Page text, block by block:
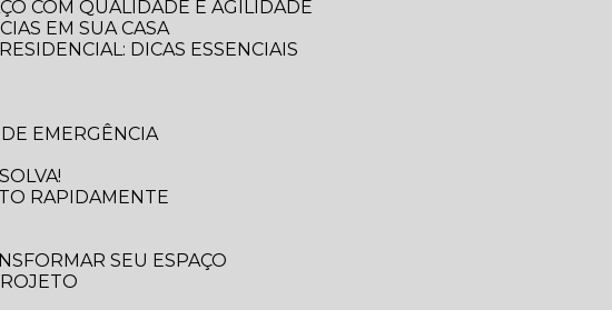
COM QUALIDADE E AGILIDADE
EM SUA CASA
DICAS ESSENCIAIS
EMERGÊNCIA
RAPIDAMENTE
SEU ESPAÇO